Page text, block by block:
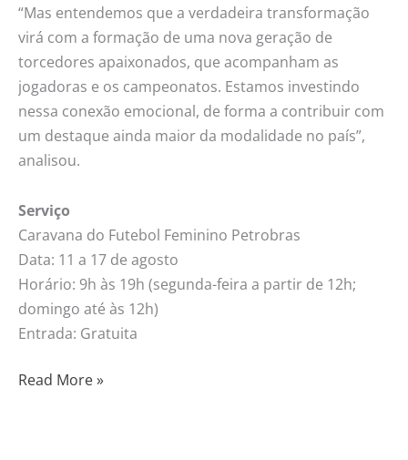
“Mas entendemos que a verdadeira transformação
virá com a formação de uma nova geração de
torcedores apaixonados, que acompanham as
jogadoras e os campeonatos. Estamos investindo
nessa conexão emocional, de forma a contribuir com
um destaque ainda maior da modalidade no país”,
analisou.
Serviço
Caravana do Futebol Feminino Petrobras
Data: 11 a 17 de agosto
Horário: 9h às 19h (segunda-feira a partir de 12h;
domingo até às 12h)
Entrada: Gratuita
Read More »